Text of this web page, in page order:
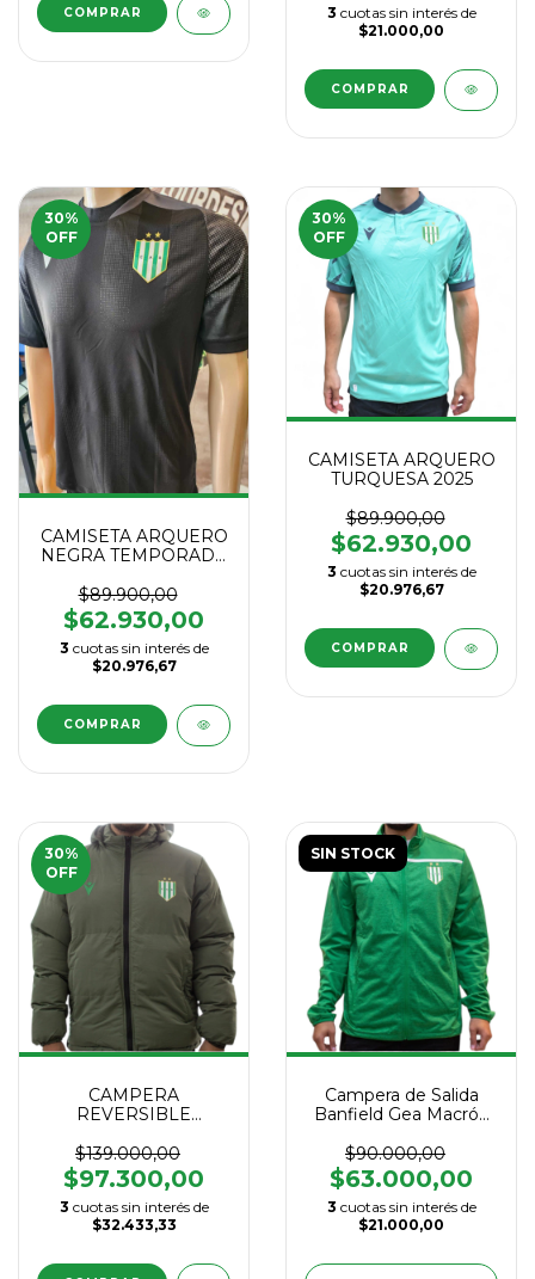
COMPRAR 3 cuotas sin interés de
$21.000,00
COMPRAR
30%
OFF
CAMISETA ARQUERO
NEGRA TEMPORADA
$89.900,00
$62.930,00
3 cuotas sin interés de
$20.976,67
COMPRAR
30%
OFF
CAMISETA ARQUERO
TURQUESA 2025
$89.900,00
$62.930,00
3 cuotas sin interés de
$20.976,67
COMPRAR
30%
OFF
CAMPERA
REVERSIBLE
$139.000,00
$97.300,00
3 cuotas sin interés de
$32.433,33
SIN STOCK
Campera de Salida
Banfield Gea Macrón
$90.000,00
$63.000,00
3 cuotas sin interés de
$21.000,00